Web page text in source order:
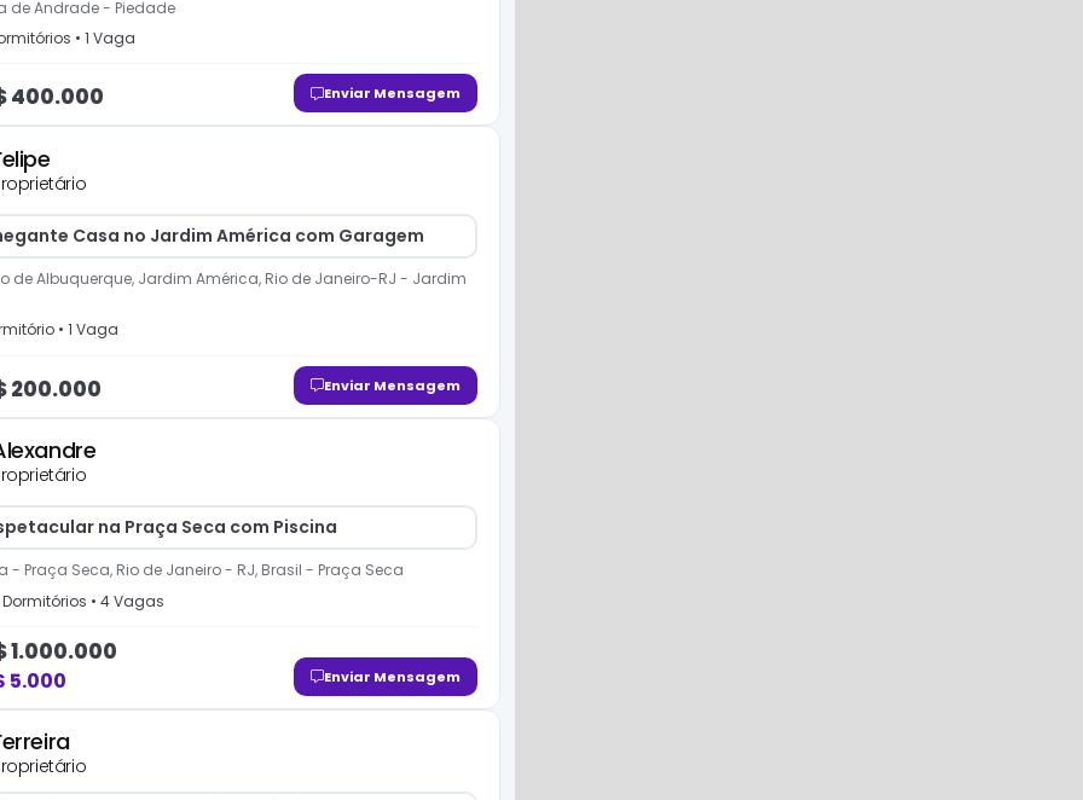
de Andrade- Piedade
s • 1 Vaga
400.000 Enviar Mensagem
Casa no Jardim América com Garagem
de Albuquerque, Jardim América, Rio de Janeiro-RJ - Jardim
• 1 Vaga
200.000 Enviar Mensagem
na Praça Seca com Piscina
- Praça Seca, Rio de Janeiro - RJ, Brasil - Praça Seca
Dormitórios • 4Vagas
1.000.000
5.000 Enviar Mensagem